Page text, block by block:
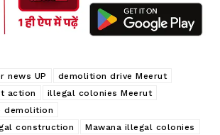
news UP
demolition drive Meerut
action
illegal colonies Meerut
demolition
construction
Mawana illegal colonies